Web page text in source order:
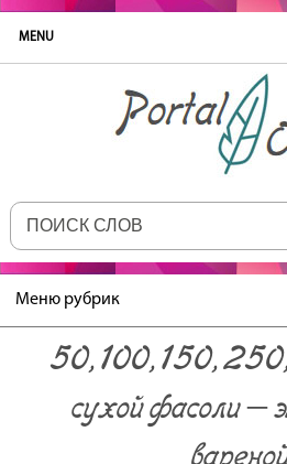
MENU
Меню рубрик
50, 100, 150,
сухой фасоли –